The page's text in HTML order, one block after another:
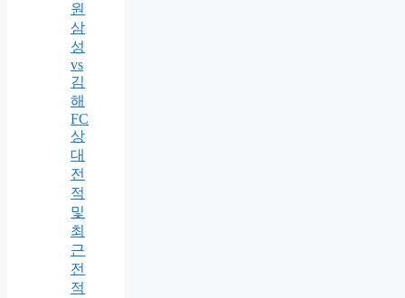
원
삼
성
vs
김
해
FC
상
대
전
적
및
최
근
전
적